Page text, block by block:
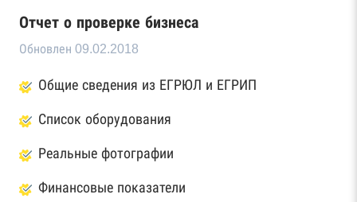
Отчет о проверке бизнеса
Обновлен 09.02.2018
Общие сведения из ЕГРЮЛ и ЕГРИП
Список оборудования
Реальные фотографии
Финансовые показатели